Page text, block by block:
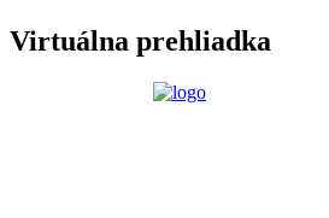
Virtuálna prehliadka